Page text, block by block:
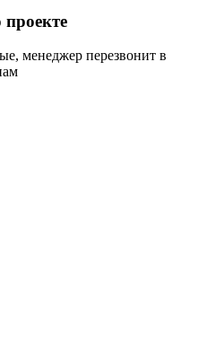
менеджер перезвонит в